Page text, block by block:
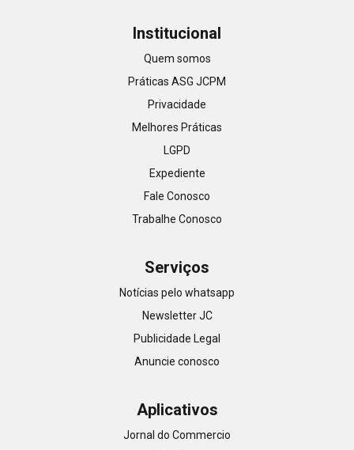
Institucional
Quem somos
Práticas ASG JCPM
Privacidade
Melhores Práticas
LGPD
Expediente
Fale Conosco
Trabalhe Conosco
Serviços
Notícias pelo whatsapp
Newsletter JC
Publicidade Legal
Anuncie conosco
Aplicativos
Jornal do Commercio